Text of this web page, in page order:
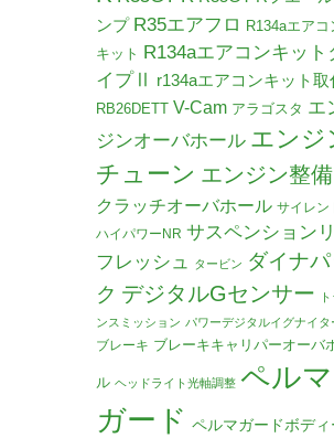
ンプ R35エアフロ R134aエアコ
キット R134aエアコンキット
イプⅡ
r134aエアコンキット取
RB26DETT V-Cam アラゴスタ エ
ジンオーバホール エンジ
チューン エンジン整備
クラッチオーバホール サイレン
ハイパワーNR サスペンションリ
フレッシュ
タービン ダイナパ
ク デジタルGセンサー
ンスミッション パワーデジタルイグナイタ
ブレーキ ブレーキキャリパーオーバ
ル ヘッドライト光軸調整 ペルマ
ガード ペルマガードボディ